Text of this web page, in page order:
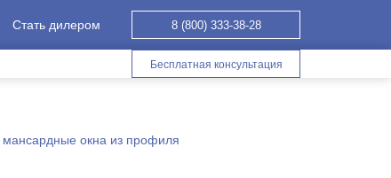
Стать дилером 8 (800) 333-38-28
Бесплатная консультация
мансардные окна из профиля